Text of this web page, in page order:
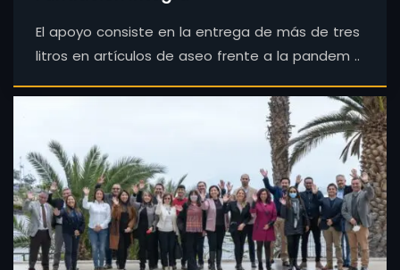
El apoyo consiste en la entrega de más de tres
litros en artículos de aseo frente a la pandem ..